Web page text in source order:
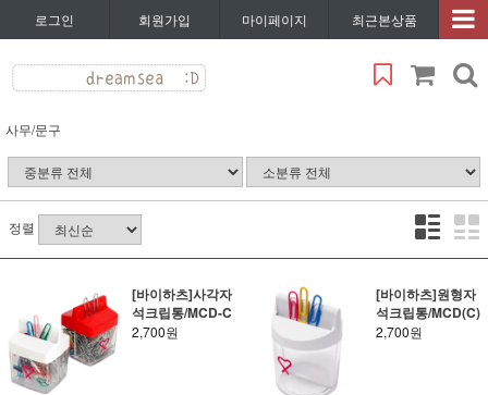
로그인 회원가입 마이페이지 최근본상품
사무/문구
정렬
[바이하츠]사각자
석크립통/MCD-C
2,700원
[바이하츠]원형자
석크립통/MCD(C)
2,700원